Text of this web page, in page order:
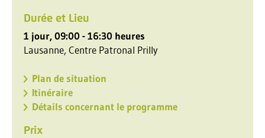
Durée et Lieu
1 jour, 09:00 - 16:30 heures
Lausanne, Centre Patronal Prilly
Plan de situation
Itinéraire
Détails concernant le programme
Prix